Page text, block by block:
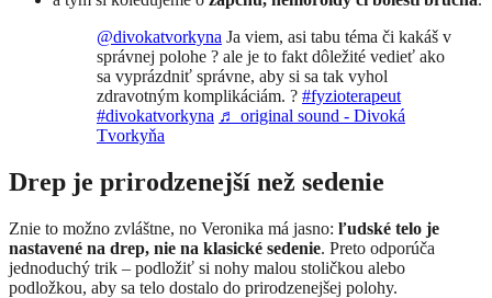
@divokatvorkyna Ja viem, asi tabu téma či kakáš v
správnej polohe ? ale je to fakt dôležité vedieť ako
sa vyprázdniť správne, aby si sa tak vyhol
zdravotným komplikáciám. ? #fyzioterapeut
#divokatvorkyna ♬ original sound - Divoká
Tvorkyňa
Drep je prirodzenejší než sedenie
Znie to možno zvláštne, no Veronika má jasno: ľudské telo je
nastavené na drep, nie na klasické sedenie. Preto odporúča
jednoduchý trik – podložiť si nohy malou stoličkou alebo
podložkou, aby sa telo dostalo do prirodzenejšej polohy.